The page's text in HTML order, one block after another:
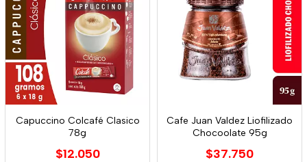
Capuccino Colcafé Clasico
78g
$12.050
Cafe Juan Valdez Liofilizado
Chocoolate 95g
$37.750